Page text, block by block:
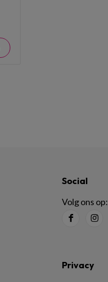
Social
Volg ons op:
Privacy